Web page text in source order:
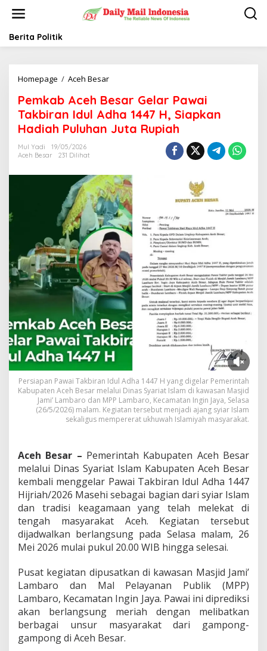
t
Berita Politik
Homepage / Aceh Besar
m
k
a
b
h
B
e
a
r
G
e
l
a
r
P
a
i
T
a
k
b
i
r
a
n
u
l
A
d
h
a
1
4
4
7
,
S
i
a
k
a
Pemkab Aceh Besar Gelar Pawai
Takbiran Idul Adha 1447 H, Siapkan
Hadiah Puluhan Juta Rupiah
Mul Yadi
19/05/2026
Aceh Besar
231 Dilihat
Persiapan Pawai Takbiran Idul Adha 1447 H yang digelar Pemerintah
Kabupaten Aceh Besar melalui Dinas Syariat Islam di kawasan Masjid
Jami’ Lambaro dan MPP Lambaro, Kecamatan Ingin Jaya, Selasa
(26/5/2026) malam. Kegiatan tersebut menjadi ajang syiar Islam
sekaligus mempererat ukhuwah Islamiyah masyarakat.
Aceh Besar – Pemerintah Kabupaten Aceh Besar
melalui Dinas Syariat Islam Kabupaten Aceh Besar
kembali menggelar Pawai Takbiran Idul Adha 1447
Hijriah/2026 Masehi sebagai bagian dari syiar Islam
dan tradisi keagamaan yang telah melekat di
tengah masyarakat Aceh. Kegiatan tersebut
dijadwalkan berlangsung pada Selasa malam, 26
Mei 2026 mulai pukul 20.00 WIB hingga selesai.
Pusat kegiatan dipusatkan di kawasan Masjid Jami’
Lambaro dan Mal Pelayanan Publik (MPP)
Lambaro, Kecamatan Ingin Jaya. Pawai ini diprediksi
akan berlangsung meriah dengan melibatkan
berbagai unsur masyarakat dari gampong-
gampong di Aceh Besar.